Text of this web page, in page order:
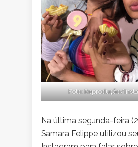
Foto: Reprodução/
Na última segunda-feira
Samara Felippe utilizou